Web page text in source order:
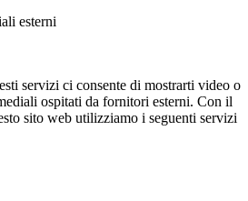
esterni
servizi ci consente di mostrarti video o
ospitati da fornitori esterni. Con il
sito web utilizziamo i seguenti servizi